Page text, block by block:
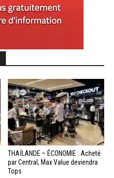
THAÏLANDE – ÉCONOMIE : Acheté
par Central, Max Value deviendra
Tops